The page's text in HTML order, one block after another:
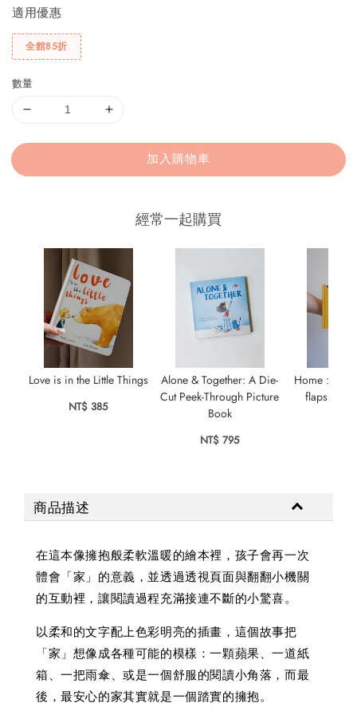
適用優惠
全館85折
數量
加入購物車
經常一起購買
Love is in the Little Things
NT$ 385
Alone & Together: A Die-
Cut Peek-Through Picture
Book
NT$ 795
Home : A
flaps and
商品描述
在這本像擁抱般柔軟溫暖的繪本裡，孩子會再一次
體會「家」的意義，並透過透視頁面與翻翻小機關
的互動裡，讓閱讀過程充滿接連不斷的小驚喜。
以柔和的文字配上色彩明亮的插畫，這個故事把
「家」想像成各種可能的模樣：一顆蘋果、一道紙
箱、一把雨傘、或是一個舒服的閱讀小角落，而最
後，最安心的家其實就是一個踏實的擁抱。